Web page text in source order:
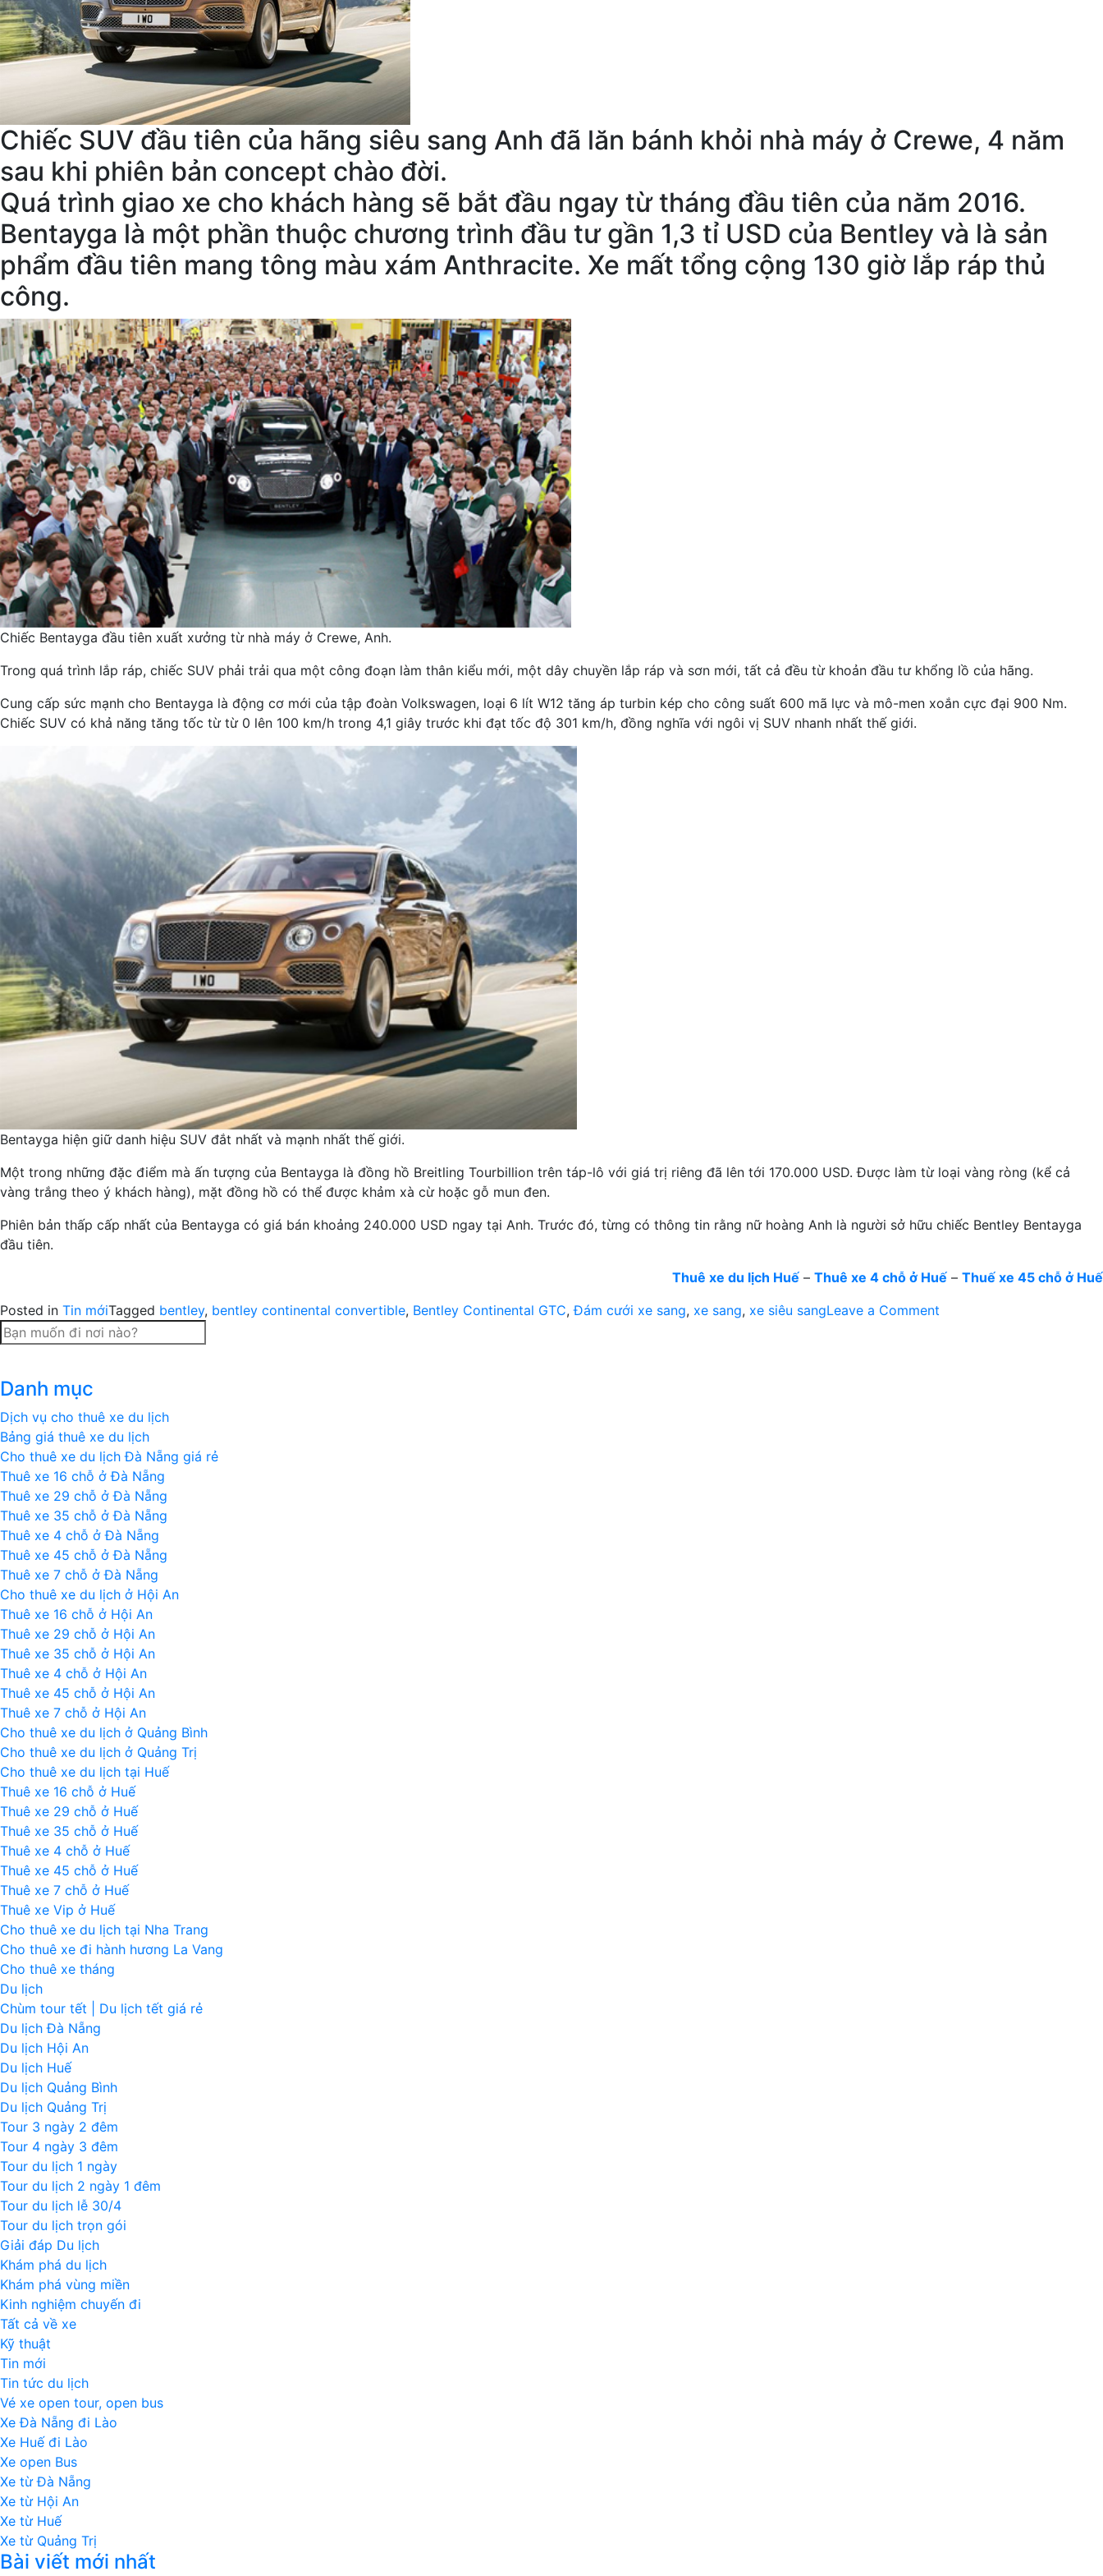
Chiếc SUV đầu tiên của hãng siêu sang Anh đã lăn bánh khỏi nhà máy ở Crewe, 4 năm
sau khi phiên bản concept chào đời.
Quá trình giao xe cho khách hàng sẽ bắt đầu ngay từ tháng đầu tiên của năm 2016.
Bentayga là một phần thuộc chương trình đầu tư gần 1,3 tỉ USD của Bentley và là sản
phẩm đầu tiên mang tông màu xám Anthracite. Xe mất tổng cộng 130 giờ lắp ráp thủ
công.
Chiếc Bentayga đầu tiên xuất xưởng từ nhà máy ở Crewe, Anh.
Trong quá trình lắp ráp, chiếc SUV phải trải qua một công đoạn làm thân kiểu mới, một dây chuyền lắp ráp và sơn mới, tất cả đều từ khoản đầu tư khổng lồ của hãng.
Cung cấp sức mạnh cho Bentayga là động cơ mới của tập đoàn Volkswagen, loại 6 lít W12 tăng áp turbin kép cho công suất 600 mã lực và mô-men xoắn cực đại 900 Nm.
Chiếc SUV có khả năng tăng tốc từ từ 0 lên 100 km/h trong 4,1 giây trước khi đạt tốc độ 301 km/h, đồng nghĩa với ngôi vị SUV nhanh nhất thế giới.
Bentayga hiện giữ danh hiệu SUV đắt nhất và mạnh nhất thế giới.
Một trong những đặc điểm mà ấn tượng của Bentayga là đồng hồ Breitling Tourbillion trên táp-lô với giá trị riêng đã lên tới 170.000 USD. Được làm từ loại vàng ròng (kể cả
vàng trắng theo ý khách hàng), mặt đồng hồ có thể được khảm xà cừ hoặc gỗ mun đen.
Phiên bản thấp cấp nhất của Bentayga có giá bán khoảng 240.000 USD ngay tại Anh. Trước đó, từng có thông tin rằng nữ hoàng Anh là người sở hữu chiếc Bentley Bentayga
đầu tiên.
Thuê xe du lịch Huế – Thuê xe 4 chỗ ở Huế – Thuế xe 45 chỗ ở Huế
Posted in Tin mớiTagged bentley, bentley continental convertible, Bentley Continental GTC,Đám cưới xe sang, xe sang, xe siêu sangLeave a Comment
Danh mục
Dịch vụ cho thuê xe du lịch
Bảng giá thuê xe du lịch
Cho thuê xe du lịch Đà Nẵng giá rẻ
Thuê xe 16 chỗ ở Đà Nẵng
Thuê xe 29 chỗ ở Đà Nẵng
Thuê xe 35 chỗ ở Đà Nẵng
Thuê xe 4 chỗ ở Đà Nẵng
Thuê xe 45 chỗ ở Đà Nẵng
Thuê xe 7 chỗ ở Đà Nẵng
Cho thuê xe du lịch ở Hội An
Thuê xe 16 chỗ ở Hội An
Thuê xe 29 chỗ ở Hội An
Thuê xe 35 chỗ ở Hội An
Thuê xe 4 chỗ ở Hội An
Thuê xe 45 chỗ ở Hội An
Thuê xe 7 chỗ ở Hội An
Cho thuê xe du lịch ở Quảng Bình
Cho thuê xe du lịch ở Quảng Trị
Cho thuê xe du lịch tại Huế
Thuê xe 16 chỗ ở Huế
Thuê xe 29 chỗ ở Huế
Thuê xe 35 chỗ ở Huế
Thuê xe 4 chỗ ở Huế
Thuê xe 45 chỗ ở Huế
Thuê xe 7 chỗ ở Huế
Thuê xe Vip ở Huế
Cho thuê xe du lịch tại Nha Trang
Cho thuê xe đi hành hương La Vang
Cho thuê xe tháng
Du lịch
Chùm tour tết | Du lịch tết giá rẻ
Du lịch Đà Nẵng
Du lịch Hội An
Du lịch Huế
Du lịch Quảng Bình
Du lịch Quảng Trị
Tour 3 ngày 2 đêm
Tour 4 ngày 3 đêm
Tour du lịch 1 ngày
Tour du lịch 2 ngày 1 đêm
Tour du lịch lễ 30/4
Tour du lịch trọn gói
Giải đáp Du lịch
Khám phá du lịch
Khám phá vùng miền
Kinh nghiệm chuyến đi
Tất cả về xe
Kỹ thuật
Tin mới
Tin tức du lịch
Vé xe open tour, open bus
Xe Đà Nẵng đi Lào
Xe Huế đi Lào
Xe open Bus
Xe từ Đà Nẵng
Xe từ Hội An
Xe từ Huế
Xe từ Quảng Trị
Bài viết mới nhất